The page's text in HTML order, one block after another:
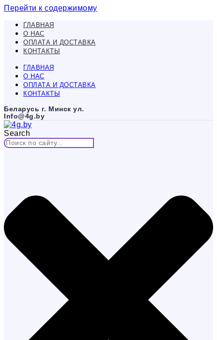
Перейти к содержимому
ГЛАВНАЯ
О НАС
ОПЛАТА И ДОСТАВКА
КОНТАКТЫ
ГЛАВНАЯ
О НАС
ОПЛАТА И ДОСТАВКА
КОНТАКТЫ
Беларусь г. Минск ул.
Info@4g.by
Search